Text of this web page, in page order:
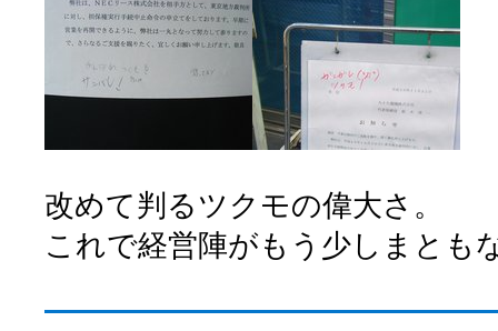
改めて判るツクモの偉大さ。
これで経営陣がもう少しまと